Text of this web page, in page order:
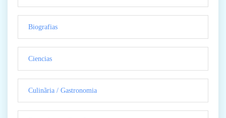
Biografias
Ciencias
Culinãria / Gastronomia